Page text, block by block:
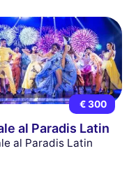
€ 300
al Paradis Latin
al Paradis Latin